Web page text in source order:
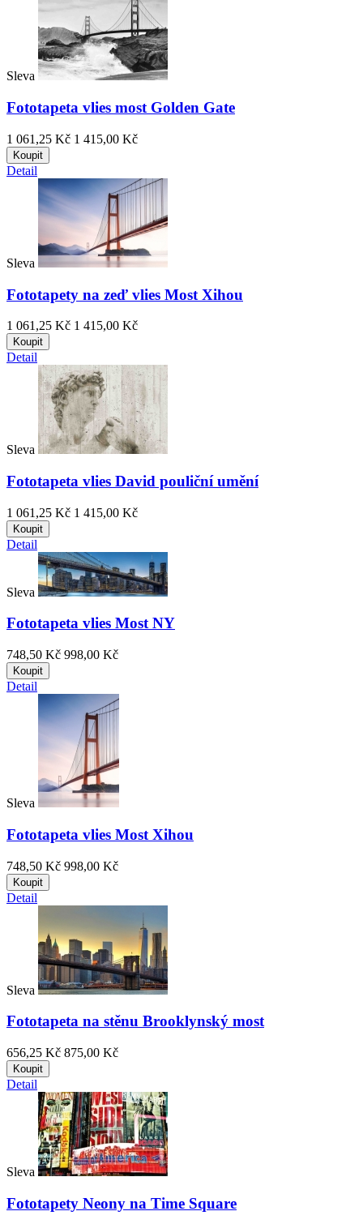
Sleva
Fototapeta vlies most Golden Gate
1 061,25 Kč 1 415,00 Kč
Koupit
Detail
Sleva
Fototapety na zeď vlies Most Xihou
1 061,25 Kč 1 415,00 Kč
Koupit
Detail
Sleva
Fototapeta vlies David pouliční umění
1 061,25 Kč 1 415,00 Kč
Koupit
Detail
Sleva
Fototapeta vlies Most NY
748,50 Kč 998,00 Kč
Koupit
Detail
Sleva
Fototapeta vlies Most Xihou
748,50 Kč 998,00 Kč
Koupit
Detail
Sleva
Fototapeta na stěnu Brooklynský most
656,25 Kč 875,00 Kč
Koupit
Detail
Sleva
Fototapety Neony na Time Square